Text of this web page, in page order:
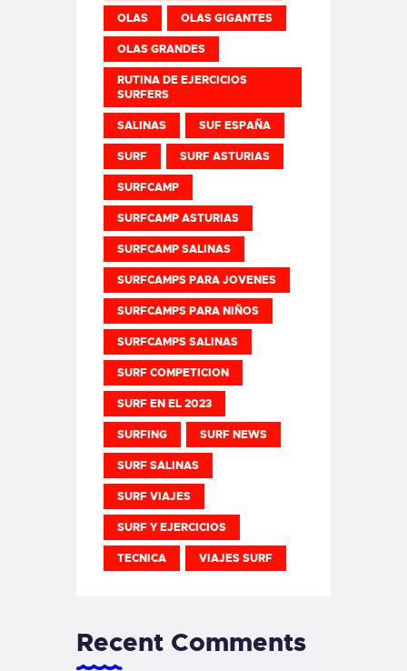
OLAS OLAS GIGANTES
OLAS GRANDES
RUTINA DE EJERCICIOS
SURFERS
SALINAS SUF ESPAÑA
SURF SURF ASTURIAS
SURFCAMP
SURFCAMP ASTURIAS
SURFCAMP SALINAS
SURFCAMPS PARA JOVENES
SURFCAMPS PARA NIÑOS
SURFCAMPS SALINAS
SURF COMPETICION
SURF EN EL 2023
SURFING SURF NEWS
SURF SALINAS
SURF VIAJES
SURF Y EJERCICIOS
TECNICA VIAJES SURF
Recent Comments